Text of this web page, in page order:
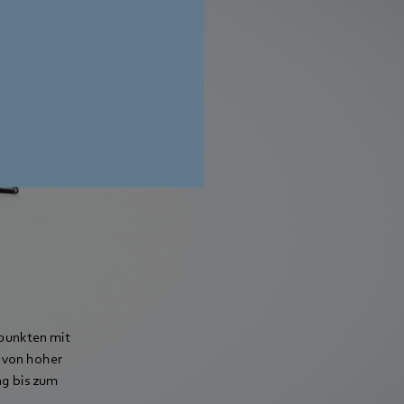
mit
hoher
bis zum